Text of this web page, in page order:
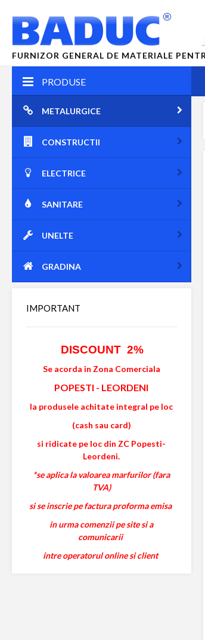
FURNIZOR GENERAL DE MATERIALE
PRODUSE
METALURGICE
CONSTRUCTII
ELECTRICE
SANITARE
UNELTE
GRADINA
IMPORTANT
DISCOUNT 2%
Se acorda in Zona Comerciala
POPESTI - LEORDENI
la produsele achitate integral pe loc
(cash sau card)
si ridicate pe loc din ZC Popesti-
Leordeni.
*se aplica la valoarea marfurilor (fara
TVA)
si se inscrie pe factura proforma emisa
in urma comenzii pe site si a
comunicarii
intre operatorul online si client